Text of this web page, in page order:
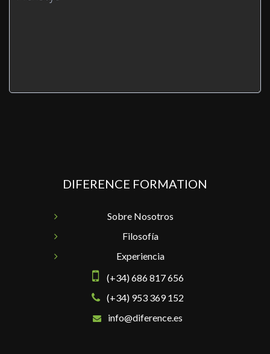
DIFERENCE FORMATION
Sobre Nosotros
Filosofía
Experiencia
(+34) 686 817 656
(+34) 953 369 152
info@diference.es